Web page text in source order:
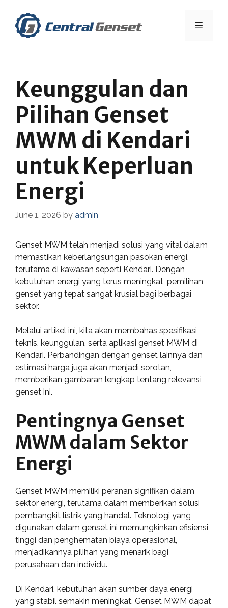
content
Menu
Keunggulan dan
Pilihan Genset
MWM di Kendari
untuk Keperluan
Energi
June 1, 2026 by admin
Genset MWM telah menjadi solusi yang vital dalam
memastikan keberlangsungan pasokan energi,
terutama di kawasan seperti Kendari. Dengan
kebutuhan energi yang terus meningkat, pemilihan
genset yang tepat sangat krusial bagi berbagai
sektor.
Melalui artikel ini, kita akan membahas spesifikasi
teknis, keunggulan, serta aplikasi genset MWM di
Kendari. Perbandingan dengan genset lainnya dan
estimasi harga juga akan menjadi sorotan,
memberikan gambaran lengkap tentang relevansi
genset ini.
Pentingnya Genset
MWM dalam Sektor
Energi
Genset MWM memiliki peranan signifikan dalam
sektor energi, terutama dalam memberikan solusi
pembangkit listrik yang handal. Teknologi yang
digunakan dalam genset ini memungkinkan efisiensi
tinggi dan penghematan biaya operasional,
menjadikannya pilihan yang menarik bagi
perusahaan dan individu.
Di Kendari, kebutuhan akan sumber daya energi
yang stabil semakin meningkat. Genset MWM dapat